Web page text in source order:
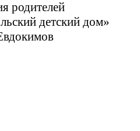
родителей
детский дом»